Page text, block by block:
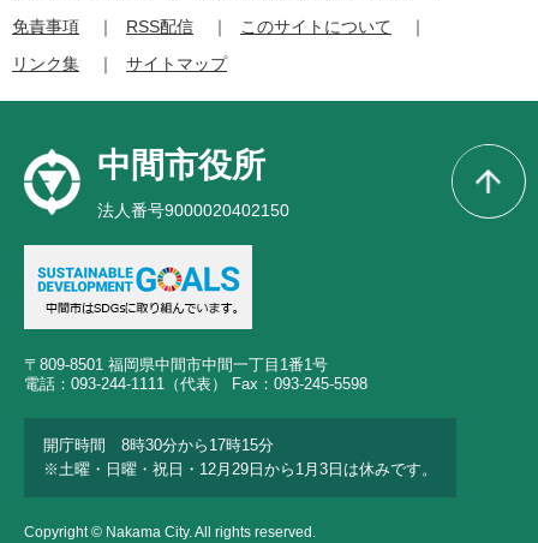
免責事項
RSS配信
このサイトについて
リンク集
サイトマップ
中間市役所
法人番号9000020402150
〒809-8501 福岡県中間市中間一丁目1番1号
電話：093-244-1111（代表） Fax：093-245-5598
開庁時間 8時30分から17時15分
※土曜・日曜・祝日・12月29日から1月3日は休みです。
Copyright © Nakama City. All rights reserved.